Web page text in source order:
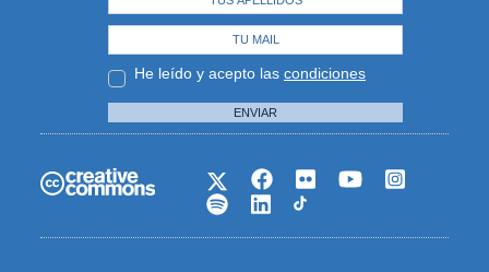
He leído y acepto las condiciones
ENVIAR